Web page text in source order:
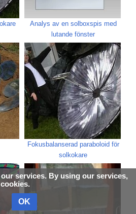
Analys av en solboxspis med
lutande fönster
Fokusbalanserad paraboloid för
solkokare
services. By using our services,
OK